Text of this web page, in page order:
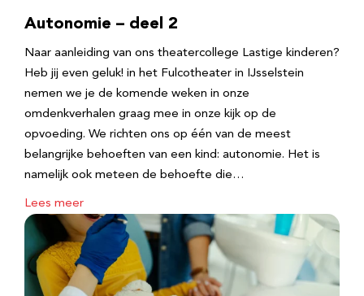
Autonomie – deel 2
Naar aanleiding van ons theatercollege Lastige kinderen?
Heb jij even geluk! in het Fulcotheater in IJsselstein
nemen we je de komende weken in onze
omdenkverhalen graag mee in onze kijk op de
opvoeding. We richten ons op één van de meest
belangrijke behoeften van een kind: autonomie. Het is
namelijk ook meteen de behoefte die…
Lees meer